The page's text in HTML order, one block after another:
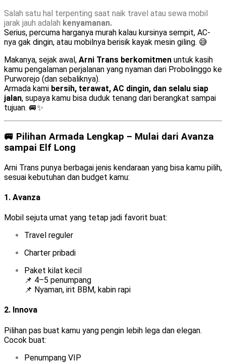
Salah satu hal terpenting saat naik travel atau sewa mobil
jarak jauh adalah kenyamanan.
Serius, percuma harganya murah kalau kursinya sempit, AC-
nya gak dingin, atau mobilnya berisik kayak mesin giling. 😅
Makanya, sejak awal, Arni Trans berkomitmen untuk kasih
kamu pengalaman perjalanan yang nyaman dari Probolinggo ke
Purworejo (dan sebaliknya).
Armada kami bersih, terawat, AC dingin, dan selalu siap
jalan, supaya kamu bisa duduk tenang dari berangkat sampai
tujuan. 🚐✨
🚐 Pilihan Armada Lengkap – Mulai dari Avanza
sampai Elf Long
Arni Trans punya berbagai jenis kendaraan yang bisa kamu pilih,
sesuai kebutuhan dan budget kamu:
1. Avanza
Mobil sejuta umat yang tetap jadi favorit buat:
Travel reguler
Charter pribadi
Paket kilat kecil
📌 4–5 penumpang
📌 Nyaman, irit BBM, kabin rapi
2. Innova
Pilihan pas buat kamu yang pengin lebih lega dan elegan.
Cocok buat:
Penumpang VIP